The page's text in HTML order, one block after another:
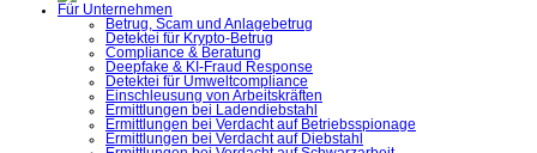
Für Unternehmen
Betrug, Scam und Anlagebetrug
Detektei für Krypto-Betrug
Compliance & Beratung
Deepfake & KI-Fraud Response
Detektei für Umweltcompliance
Einschleusung von Arbeitskräften
Ermittlungen bei Ladendiebstahl
Ermittlungen bei Verdacht auf Betriebsspionage
Ermittlungen bei Verdacht auf Diebstahl